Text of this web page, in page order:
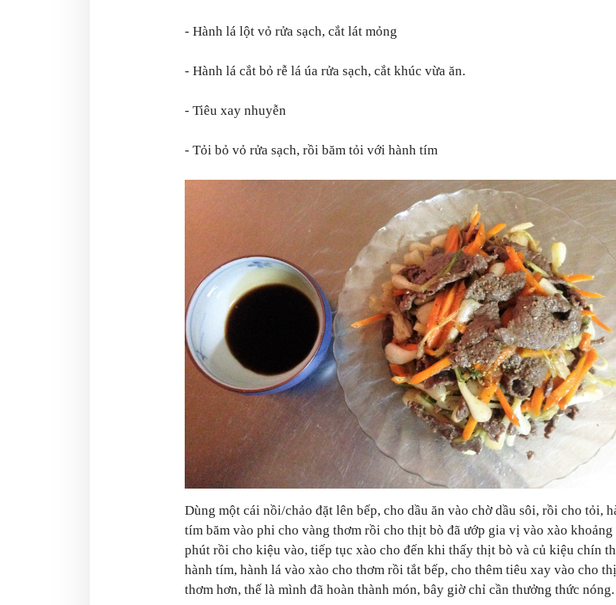
- Hành lá lột vỏ rửa sạch, cắt lát mỏng
- Hành lá cắt bỏ rễ lá úa rửa sạch, cắt khúc vừa ăn.
- Tiêu xay nhuyễn
- Tỏi bỏ vỏ rửa sạch, rồi băm tỏi với hành tím
Dùng một cái nồi/chảo đặt lên bếp, cho dầu ăn vào chờ dầu sôi, rồi cho tỏi,
tím băm vào phi cho vàng thơm rồi cho thịt bò đã ướp gia vị vào xào khoảng
phút rồi cho kiệu vào, tiếp tục xào cho đến khi thấy thịt bò và củ kiệu chín
hành tím, hành lá vào xào cho thơm rồi tắt bếp, cho thêm tiêu xay vào cho
thơm hơn, thế là mình đã hoàn thành món, bây giờ chỉ cần thưởng thức nóng.